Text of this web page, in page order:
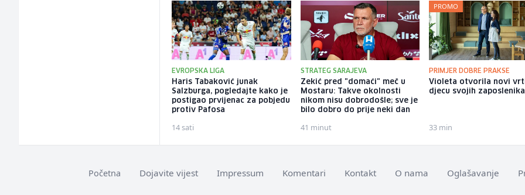
EVROPSKA LIGA
Haris Tabaković junak
Salzburga, pogledajte kako je
postigao prvijenac za pobjedu
protiv Pafosa
14 sati
STRATEG SARAJEVA
Zekić pred "domaći" meč u
Mostaru: Takve okolnosti
nikom nisu dobrodošle; sve je
bilo dobro do prije neki dan
41 minut
PROMO
PRIMJER DOBRE PRAKSE
Violeta otvorila novi
djecu svojih zaposlenika
33 min
Početna Dojavite vijest Impressum Komentari Kontakt O nama Oglašavanje